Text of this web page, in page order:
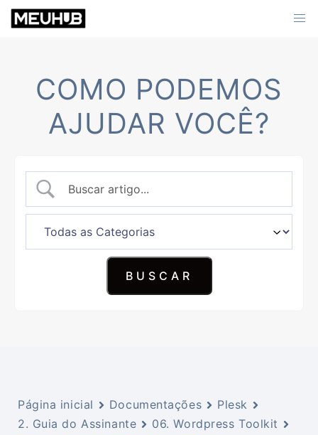
Skip
COMO PODEMOS
AJUDAR VOCÊ?
Página inicial Documentações
Plesk
2. Guia do Assinante
06. Wordpress Toolkit